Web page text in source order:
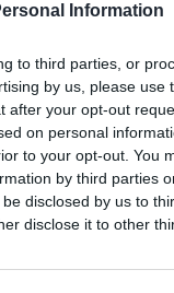
Information
to third parties, or
by us, please use
after your opt-out
on personal
to your opt-out. You
by third parties
disclosed by us to
disclose it to other
za tanią